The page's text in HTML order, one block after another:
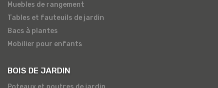
Muebles de rangement
Tables et fauteuils de jardin
Bacs à plantes
Mobilier pour enfants
BOIS DE JARDIN